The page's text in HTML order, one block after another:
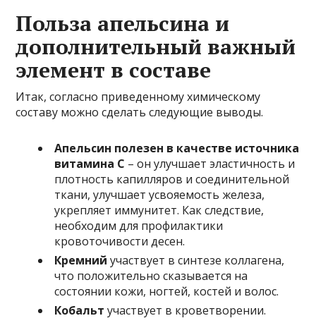
Польза апельсина и
дополнительный важный
элемент в составе
Итак, согласно приведенному химическому
составу можно сделать следующие выводы.
Апельсин полезен в качестве источника
витамина С – он улучшает эластичность и
плотность капилляров и соединительной
ткани, улучшает усвояемость железа,
укрепляет иммунитет. Как следствие,
необходим для профилактики
кровоточивости десен.
Кремний участвует в синтезе коллагена,
что положительно сказывается на
состоянии кожи, ногтей, костей и волос.
Кобальт участвует в кроветворении.